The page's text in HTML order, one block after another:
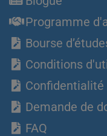
Programme
Bourse
Conditions
Confidentialité
Demande de
FAQ